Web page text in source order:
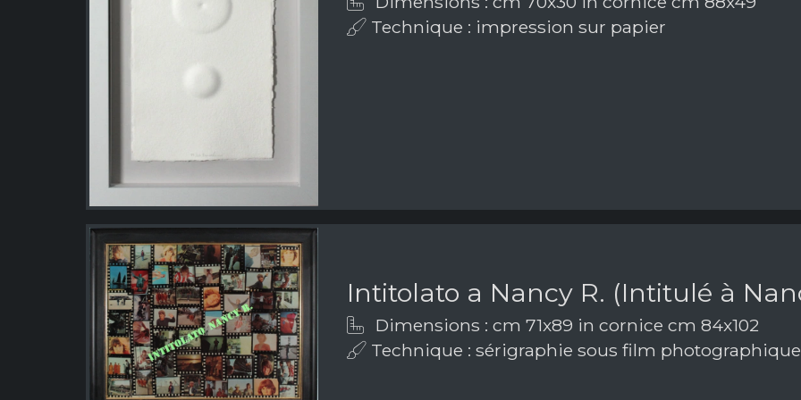
Technique : impression sur papier
Intitolato a Nancy R. (Intitulé à
Dimensions : cm 71x89 in cornice cm 84x102
Technique : sérigraphie sous film photographique